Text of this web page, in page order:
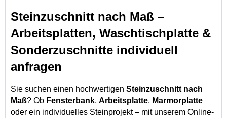
Steinzuschnitt nach Maß –
Arbeitsplatten, Waschtischplatte &
Sonderzuschnitte individuell
anfragen
Sie suchen einen hochwertigen Steinzuschnitt nach
Maß? Ob Fensterbank, Arbeitsplatte,
oder ein individuelles Steinprojekt – mit unserem Online-